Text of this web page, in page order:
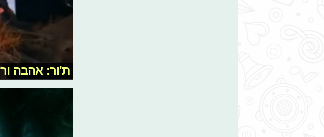
ת'ור: אהבה